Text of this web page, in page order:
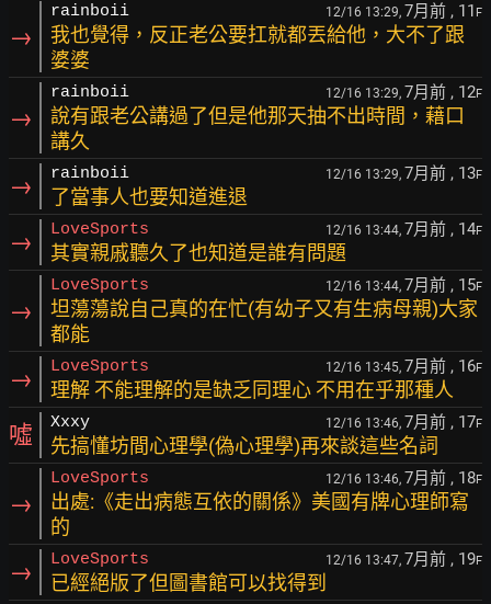
→
rainboii 12/16 13:29, 7月前 , 11 F
我也覺得，反正老公要扛就都丟給他，大不了跟
婆婆
→
rainboii 12/16 13:29, 7月前 , 12F
說有跟老公講過了但是他那天抽不出時間，藉口
講久
→ rainboii 12/16 13:29, 7月前 , 13F
了當事人也要知道進退
→ LoveSports 12/16 13:44, 7月前 , 14F
其實親戚聽久了也知道是誰有問題
→
LoveSports 12/16 13:44, 7月前 , 15F
坦蕩蕩說自己真的在忙(有幼子又有生病母親)大家
都能
→ LoveSports 12/16 13:45, 7月前 , 16F
理解 不能理解的是缺乏同理心 不用在乎那種人
噓 Xxxy 12/16 13:46, 7月前 , 17F
先搞懂坊間心理學(偽心理學)再來談這些名詞
→
LoveSports 12/16 13:46, 7月前 , 18F
出處:《走出病態互依的關係》美國有牌心理師寫
的
→ LoveSports 12/16 13:47, 7月前 , 19F
已經絕版了但圖書館可以找得到